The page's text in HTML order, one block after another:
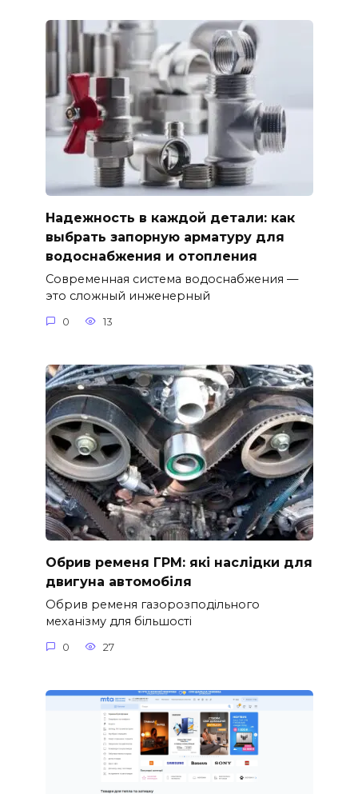
Надежность в каждой детали: как
выбрать запорную арматуру для
водоснабжения и отопления
Современная система водоснабжения —
это сложный инженерный
0 13
Обрив ременя ГРМ: які наслідки для
двигуна автомобіля
Обрив ременя газорозподільного
механізму для більшості
0 27